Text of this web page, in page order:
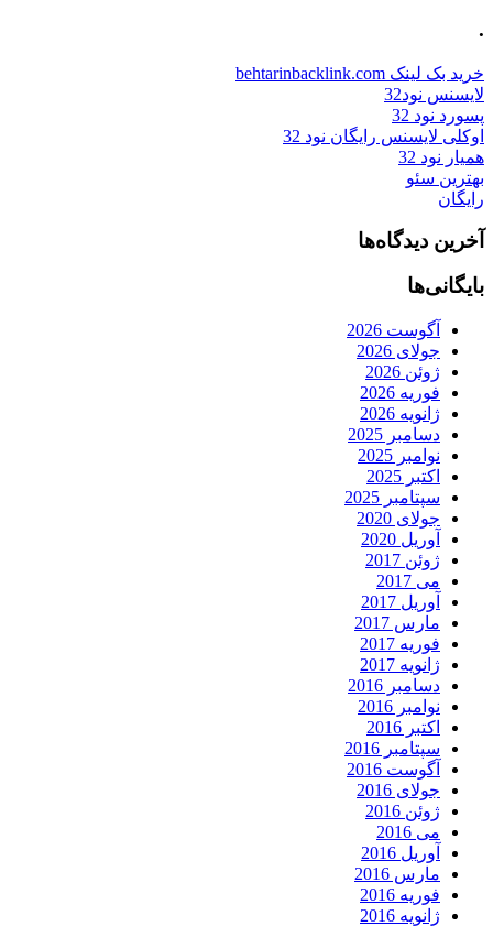
.
خرید بک لینک behtarinbacklink.com
لایسنس نود32
پسورد نود 32
اوکلی لایسنس رایگان نود 32
همیار نود 32
بهترین سئو
رایگان
آخرین دیدگاه‌ها
بایگانی‌ها
آگوست 2026
جولای 2026
ژوئن 2026
فوریه 2026
ژانویه 2026
دسامبر 2025
نوامبر 2025
اکتبر 2025
سپتامبر 2025
جولای 2020
آوریل 2020
ژوئن 2017
می 2017
آوریل 2017
مارس 2017
فوریه 2017
ژانویه 2017
دسامبر 2016
نوامبر 2016
اکتبر 2016
سپتامبر 2016
آگوست 2016
جولای 2016
ژوئن 2016
می 2016
آوریل 2016
مارس 2016
فوریه 2016
ژانویه 2016